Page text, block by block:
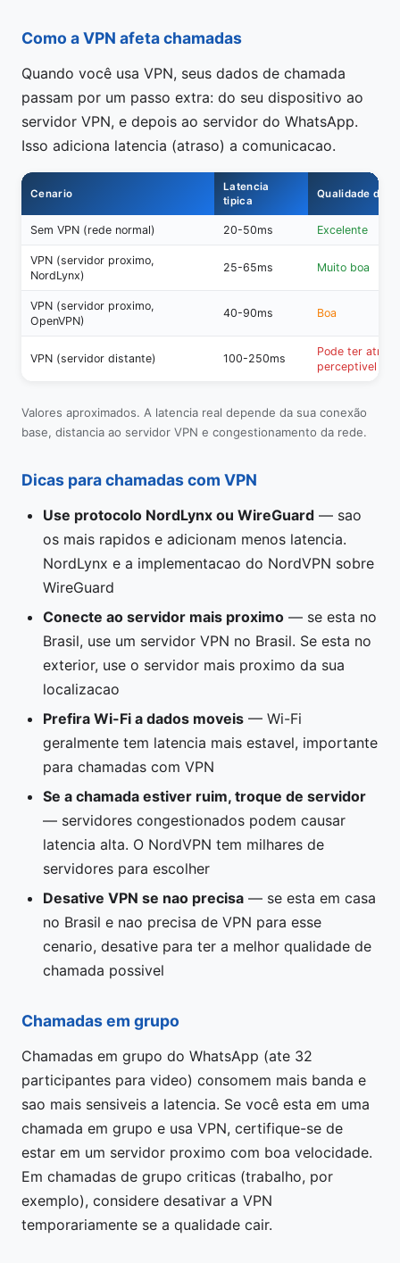
Como a VPN afeta chamadas
Quando você usa VPN, seus dados de chamada
passam por um passo extra: do seu dispositivo ao
servidor VPN, e depois ao servidor do WhatsApp.
Isso adiciona latencia (atraso) a comunicacao.
Cenario
Latencia
tipica
Qualidade da
Sem VPN (rede normal) 20-50ms Excelente
VPN (servidor proximo,
NordLynx)
25-65ms Muito boa
VPN (servidor proximo,
OpenVPN)
40-90ms Boa
VPN (servidor distante) 100-250ms
Pode ter atraso
perceptivel
Valores aproximados. A latencia real depende da sua conexão
base, distancia ao servidor VPN e congestionamento da rede.
Dicas para chamadas com VPN
Use protocolo NordLynx ou WireGuard — sao
os mais rapidos e adicionam menos latencia.
NordLynx e a implementacao do NordVPN sobre
WireGuard
Conecte ao servidor mais proximo — se esta no
Brasil, use um servidor VPN no Brasil. Se esta no
exterior, use o servidor mais proximo da sua
localizacao
Prefira Wi-Fi a dados moveis — Wi-Fi
geralmente tem latencia mais estavel, importante
para chamadas com VPN
Se a chamada estiver ruim, troque de servidor
— servidores congestionados podem causar
latencia alta. O NordVPN tem milhares de
servidores para escolher
Desative VPN se nao precisa — se esta em casa
no Brasil e nao precisa de VPN para esse
cenario, desative para ter a melhor qualidade de
chamada possivel
Chamadas em grupo
Chamadas em grupo do WhatsApp (ate 32
participantes para video) consomem mais banda e
sao mais sensiveis a latencia. Se você esta em uma
chamada em grupo e usa VPN, certifique-se de
estar em um servidor proximo com boa velocidade.
Em chamadas de grupo criticas (trabalho, por
exemplo), considere desativar a VPN
temporariamente se a qualidade cair.